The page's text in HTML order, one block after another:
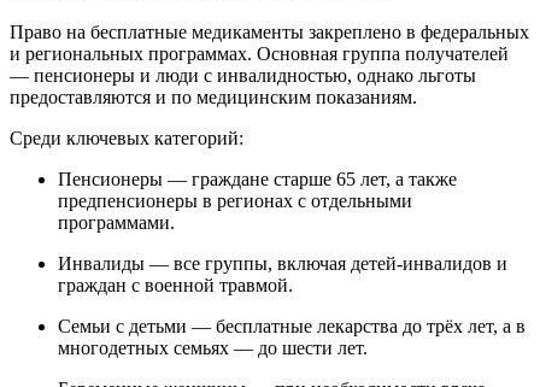
Право на бесплатные медикаменты закреплено в федеральных
и региональных программах. Основная группа получателей
— пенсионеры и люди с инвалидностью, однако льготы
предоставляются и по медицинским показаниям.
Среди ключевых категорий:
Пенсионеры — граждане старше 65 лет, а также
предпенсионеры в регионах с отдельными
программами.
Инвалиды — все группы, включая детей-инвалидов и
граждан с военной травмой.
Семьи с детьми — бесплатные лекарства до трёх лет, а в
многодетных семьях — до шести лет.